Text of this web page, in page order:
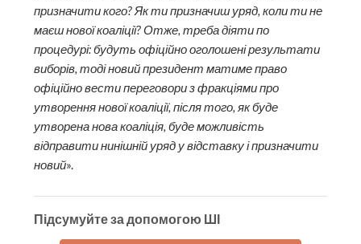
призначити кого? Як ти призначиш уряд, коли ти не
маєш нової коаліції? Отже, треба діяти по
процедурі: будуть офіційно оголошені результати
виборів, тоді новий президент матиме право
офіційно вести переговори з фракціями про
утворення нової коаліції, після того, як буде
утворена нова коаліція, буде можливість
відправити нинішній уряд у відставку і призначити
новий».
Підсумуйте за допомогою ШІ